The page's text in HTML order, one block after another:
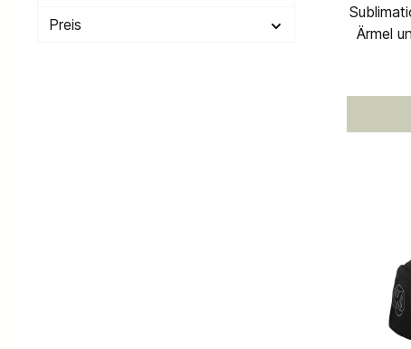
Preis
Ärmel und